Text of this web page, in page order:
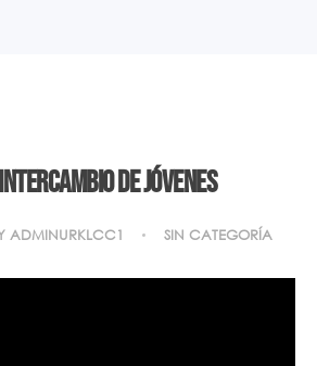
de jóvenes
ADMINURKLCC1 SIN CATEGORÍA